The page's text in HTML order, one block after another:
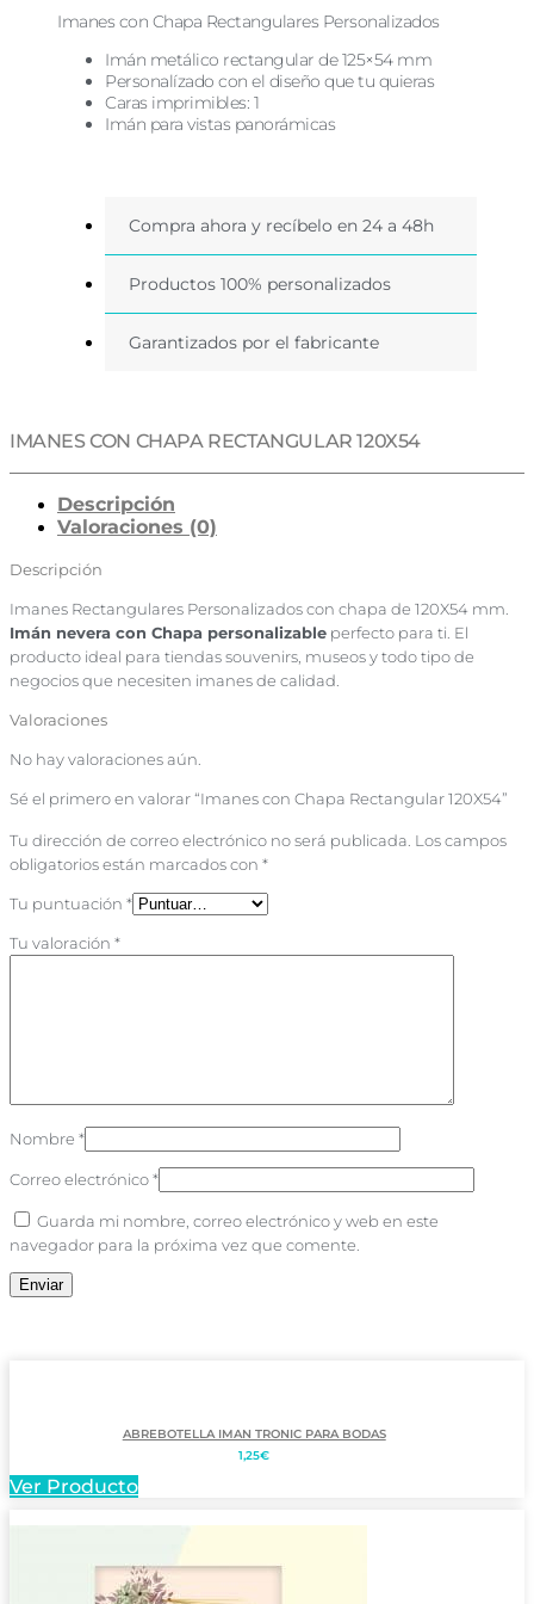
cantidad
Imanes con Chapa Rectangulares Personalizados
Imán metálico rectangular de 125×54 mm
Personalízado con el diseño que tu quieras
Caras imprimibles: 1
Imán para vistas panorámicas
Compra ahora y recíbelo en 24 a 48h
Productos 100% personalizados
Garantizados por el fabricante
IMANES CON CHAPA RECTANGULAR 120X54
Descripción
Valoraciones (0)
Descripción
Imanes Rectangulares Personalizados con chapa de 120X54 mm.
Imán nevera con Chapa personalizable perfecto para ti. El
producto ideal para tiendas souvenirs, museos y todo tipo de
negocios que necesiten imanes de calidad.
Valoraciones
No hay valoraciones aún.
Sé el primero en valorar “Imanes con Chapa Rectangular 120X54”
Tu dirección de correo electrónico no será publicada. Los campos
obligatorios están marcados con *
Tu puntuación *
Tu valoración *
Nombre *
Correo electrónico*
Guarda mi nombre, correo electrónico y web en este
navegador para la próxima vez que comente.
ABREBOTELLA IMAN TRONIC PARA BODAS
1,25€
Ver Producto